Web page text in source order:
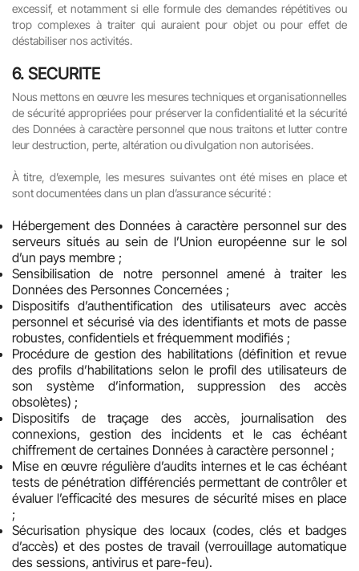
excessif, et notamment si elle formule des demandes répétitives ou
trop complexes à traiter qui auraient pour objet ou pour effet de
déstabiliser nos activités.
6. SECURITE
Nous mettons en œuvre les mesures techniques et organisationnelles
de sécurité appropriées pour préserver la confidentialité et la sécurité
des Données à caractère personnel que nous traitons et lutter contre
leur destruction, perte, altération ou divulgation non autorisées.
À titre, d’exemple, les mesures suivantes ont été mises en place et
sont documentées dans un plan d’assurance sécurité :
Hébergement des Données à caractère personnel sur des
serveurs situés au sein de l’Union européenne sur le sol
d’un pays membre ;
Sensibilisation de notre personnel amené à traiter les
Données des Personnes Concernées ;
Dispositifs d’authentification des utilisateurs avec accès
personnel et sécurisé via des identifiants et mots de passe
robustes, confidentiels et fréquemment modifiés ;
Procédure de gestion des habilitations (définition et revue
des profils d’habilitations selon le profil des utilisateurs de
son système d’information, suppression des accès
obsolètes) ;
Dispositifs de traçage des accès, journalisation des
connexions, gestion des incidents et le cas échéant
chiffrement de certaines Données à caractère personnel ;
Mise en œuvre régulière d’audits internes et le cas échéant
tests de pénétration différenciés permettant de contrôler et
évaluer l’efficacité des mesures de sécurité mises en place
;
Sécurisation physique des locaux (codes, clés et badges
d’accès) et des postes de travail (verrouillage automatique
des sessions, antivirus et pare-feu).